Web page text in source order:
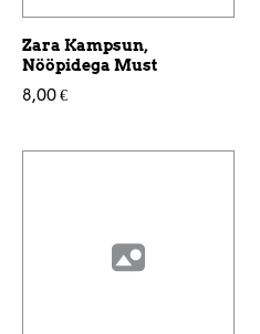
Zara Kampsun,
Nööpidega Must
8,00 €